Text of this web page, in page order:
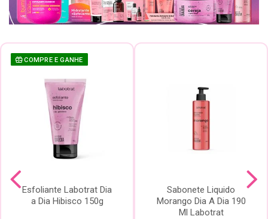
COMPRE E GANHE
Esfoliante Labotrat Dia
a Dia Hibisco 150g
Sabonete Liquido
Morango Dia A Dia 190
Ml Labotrat